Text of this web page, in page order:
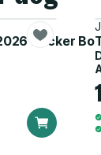
Sticker